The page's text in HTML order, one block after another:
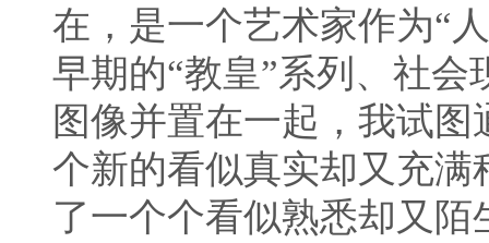
在，是一个艺术家作为“
早期的“教皇”系列、社
图像并置在一起，我试
个新的看似真实却又充
了一个个看似熟悉却又